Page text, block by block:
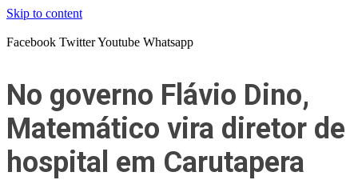
Skip to content
Facebook TwitterYoutube Whatsapp
No governo Flávio Dino,
Matemático vira diretor de
hospital em Carutapera